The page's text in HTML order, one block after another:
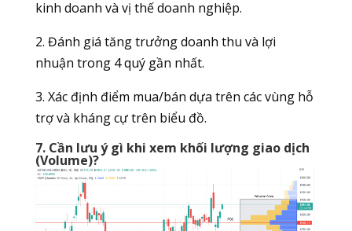
kinh doanh và vị thế doanh nghiệp.
2. Đánh giá tăng trưởng doanh thu và lợi
nhuận trong 4 quý gần nhất.
3. Xác định điểm mua/bán dựa trên các vùng hỗ
trợ và kháng cự trên biểu đồ.
7. Cần lưu ý gì khi xem khối lượng giao dịch
(Volume)?